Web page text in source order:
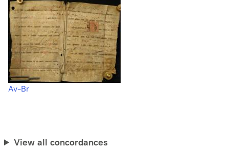
Av-Br
View all concordances